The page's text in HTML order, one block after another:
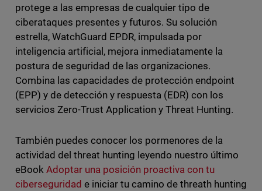
protege a las empresas de cualquier tipo de
ciberataques presentes y futuros. Su solución
estrella, WatchGuard EPDR, impulsada por
inteligencia artificial, mejora inmediatamente la
postura de seguridad de las organizaciones.
Combina las capacidades de protección endpoint
(EPP) y de detección y respuesta (EDR) con los
servicios Zero-Trust Application y Threat Hunting.
También puedes conocer los pormenores de la
actividad del threat hunting leyendo nuestro último
eBook Adoptar una posición proactiva con tu
ciberseguridad e iniciar tu camino de threath hunting